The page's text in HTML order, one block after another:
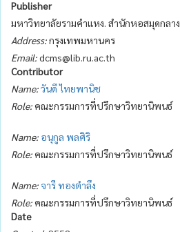
Publisher
มหาวิทยาลัยรามคำแหง. สำนักหอสมุดกลาง
Address:กรุงเทพมหานคร
Email:dcms@lib.ru.ac.th
Contributor
Name:วันดี ไทยพานิช
Role: คณะกรรมการที่ปรึกษาวิทยานิพนธ์
Name: อนุกูล พลศิริ
Role: คณะกรรมการที่ปรึกษาวิทยานิพนธ์
Name: จารี ทองตำลึง
Role: คณะกรรมการที่ปรึกษาวิทยานิพนธ์
Date